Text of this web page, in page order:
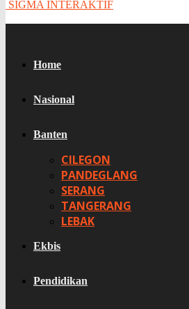
SIGMA INTERAKTIF
Home
Nasional
Banten
CILEGON
PANDEGLANG
SERANG
TANGERANG
LEBAK
Ekbis
Pendidikan